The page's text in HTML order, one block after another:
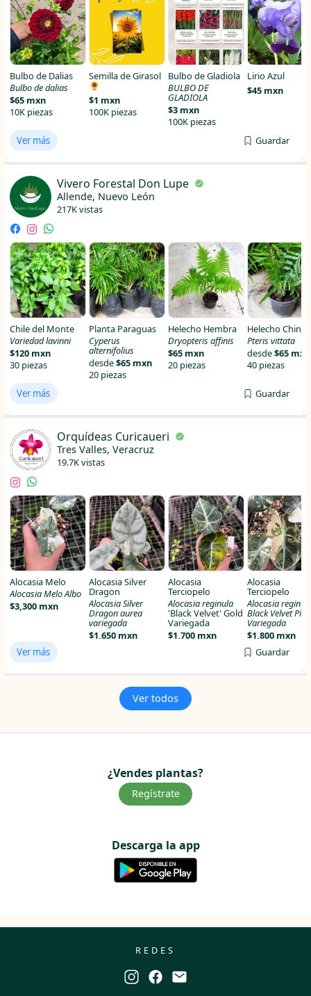
Bulbo de Dalias
Bulbo de dalias
$65 mxn
10K piezas
Semilla de Girasol
🌻
$1 mxn
100K piezas
Bulbo de Gladiola
BULBO DE
GLADIOLA
$3 mxn
100K piezas
Lirio Azul
$45 mxn
Ver más Guardar
Vivero Forestal Don Lupe
Allende, Nuevo León
217K vistas
Chile del Monte
Variedad lavinni
$120 mxn
30 piezas
Planta Paraguas
Cyperus
alternifolius
desde$65 mxn
20 piezas
Helecho Hembra
Dryopteris affinis
$65 mxn
20 piezas
Helecho Chino
Pteris vittata
desde$65 mxn
40 piezas
Ver más Guardar
Orquídeas Curicaueri
Tres Valles, Veracruz
19.7K vistas
Alocasia Melo
Alocasia Melo Albo
$3,300 mxn
Alocasia Silver
Dragon
Alocasia Silver
Dragon aurea
variegada
$1,650 mxn
Alocasia
Terciopelo
Alocasia reginula
'Black Velvet' Gold
Variegada
$1,700 mxn
Alocasia
Terciopelo
Alocasia
Black Velvet Pink
Variegada
$1,800 mxn
Ver más
Guardar
Ver todos
¿Vendes plantas?
Regístrate
Descarga la app
REDES